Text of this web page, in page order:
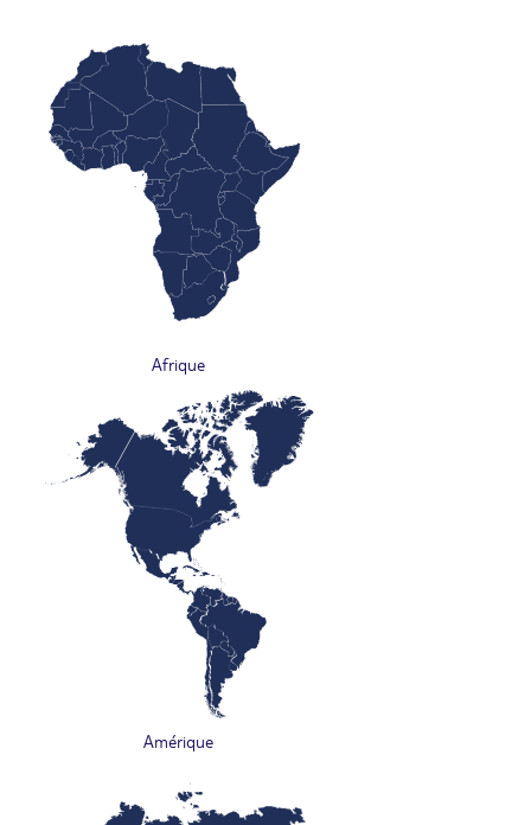
Afrique
Amérique